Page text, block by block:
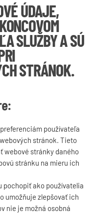
ÚDAJE,
SLUŽBY A SÚ
STRÁNOK.
používateľa
stránok. Tieto
webové stránky daného
stránku na mieru ich
ako používatelia
umožňuje zlepšovať ich
nie je možná osobná